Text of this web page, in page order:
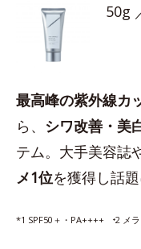
50g
最高峰の紫外線カ
ら、 シワ改善・美
テム。大手美容誌
メ1位を獲得し話題
*1 SPF50＋・PA++++ ⁺2 メ